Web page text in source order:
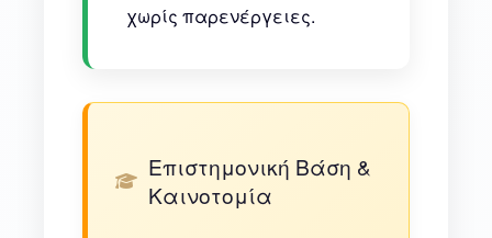
χωρίς παρενέργειες.
Επιστημονική Βάση &
Καινοτομία